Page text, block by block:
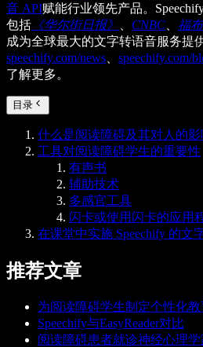
音 API赋能行业领先产品。
包括 《华尔街日报》 CNBC 福
成为全球最大的文字转语音服务提
speechify.com/news
speechify.com/
了解更多。
目录
什么是阅读障碍及其对人的影
工具对阅读障碍学生的重要性
有声书
辅助技术
多感官工具
闪卡或使用闪卡的应用
在课堂中实施 Speechify 的文
推荐文章
为阅读障碍学生制定个性化教
Speechify与EasyReader对比
阅读障碍患者就诊神经心理